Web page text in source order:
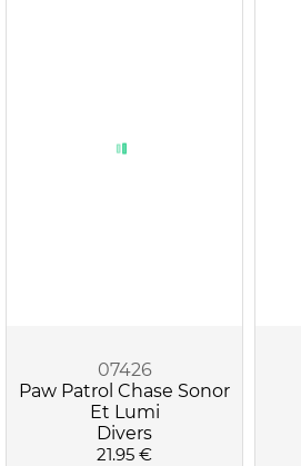
07426
Paw Patrol Chase Sonor
Et Lumi
Divers
21.95 €